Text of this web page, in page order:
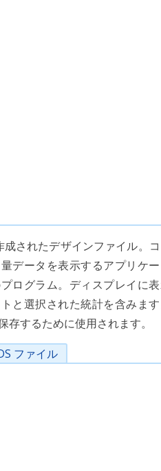
されたデザインファイル。
データを表示するアプリケー
ログラム。ディスプレイに
と選択された統計を含みま
存するために使用されます。
ファイル